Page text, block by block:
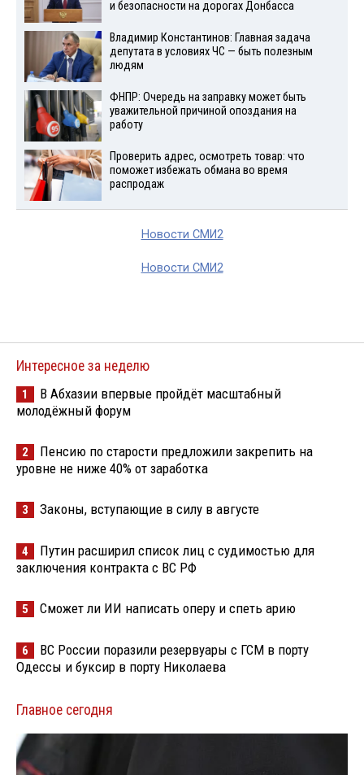
и безопасности на дорогах Донбасса
Владимир Константинов: Главная задача
депутата в условиях ЧС — быть полезным
людям
ФНПР: Очередь на заправку может быть
уважительной причиной опоздания на
работу
Проверить адрес, осмотреть товар: что
поможет избежать обмана во время
распродаж
Новости СМИ2
Новости СМИ2
Интересное за неделю
1
В Абхазии впервые пройдёт масштабный
молодёжный форум
2
Пенсию по старости предложили закрепить на
уровне не ниже 40% от заработка
3 Законы, вступающие в силу в августе
4
Путин расширил список лиц с судимостью для
заключения контракта с ВС РФ
5 Сможет ли ИИ написать оперу и спеть арию
6
ВС России поразили резервуары с ГСМ в порту
Одессы и буксир в порту Николаева
Главное сегодня